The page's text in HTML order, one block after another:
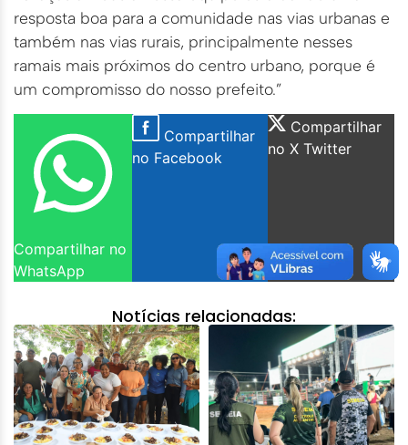
resposta boa para a comunidade nas vias urbanas e
também nas vias rurais, principalmente nesses
ramais mais próximos do centro urbano, porque é
um compromisso do nosso prefeito.”
Compartilhar no
WhatsApp
Compartilhar
no Facebook
Compartilhar
no X Twitter
Notícias relacionadas: